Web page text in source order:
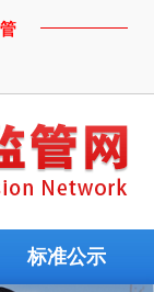
标准公示